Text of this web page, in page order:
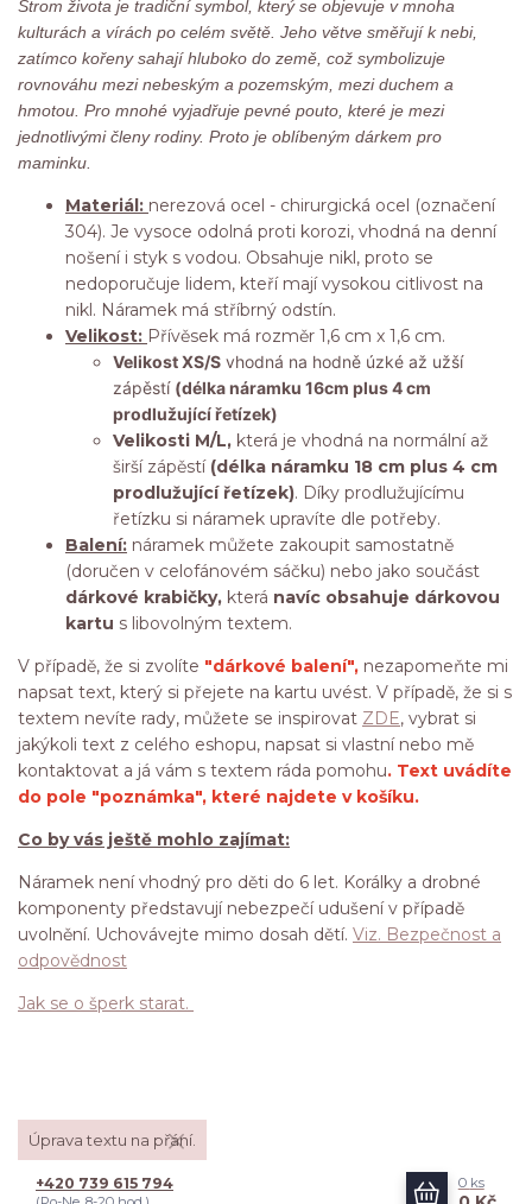
Strom života je tradiční symbol, který se objevuje v mnoha
kulturách a vírách po celém světě. Jeho větve směřují k nebi,
zatímco kořeny sahají hluboko do země, což symbolizuje
rovnováhu mezi nebeským a pozemským, mezi duchem a
hmotou. Pro mnohé vyjadřuje pevné pouto, které je mezi
jednotlivými členy rodiny. Proto je oblíbeným dárkem pro
maminku.
Materiál: nerezová ocel - chirurgická ocel (označení
304). Je vysoce odolná proti korozi, vhodná na denní
nošení i styk s vodou. Obsahuje nikl, proto se
nedoporučuje lidem, kteří mají vysokou citlivost na
nikl. Náramek má stříbrný odstín.
Velikost: Přívěsek má rozměr 1,6 cm x 1,6 cm.
Velikost XS/S vhodná na hodně úzké až užší
zápěstí (délka náramku 16cm plus 4 cm
prodlužující řetízek)
Velikosti M/L, která je vhodná na normální až
širší zápěstí (délka náramku 18 cm plus 4 cm
prodlužující řetízek). Díky prodlužujícímu
řetízku si náramek upravíte dle potřeby.
Balení: náramek můžete zakoupit samostatně
(doručen v celofánovém sáčku) nebo jako součást
dárkové krabičky, která navíc obsahuje dárkovou
kartu s libovolným textem.
V případě, že si zvolíte "dárkové balení", nezapomeňte mi
napsat text, který si přejete na kartu uvést. V případě, že si s
textem nevíte rady, můžete se inspirovat ZDE, vybrat si
jakýkoli text z celého eshopu, napsat si vlastní nebo mě
kontaktovat a já vám s textem ráda pomohu. Text uvádíte
do pole "poznámka", které najdete v košíku.
Co by vás ještě mohlo zajímat:
Náramek není vhodný pro děti do 6 let. Korálky a drobné
komponenty představují nebezpečí udušení v případě
uvolnění. Uchovávejte mimo dosah dětí. Viz. Bezpečnost a
odpovědnost
Jak se o šperk starat.
Úprava textu na přání.
+420 739 615 794 0 ks